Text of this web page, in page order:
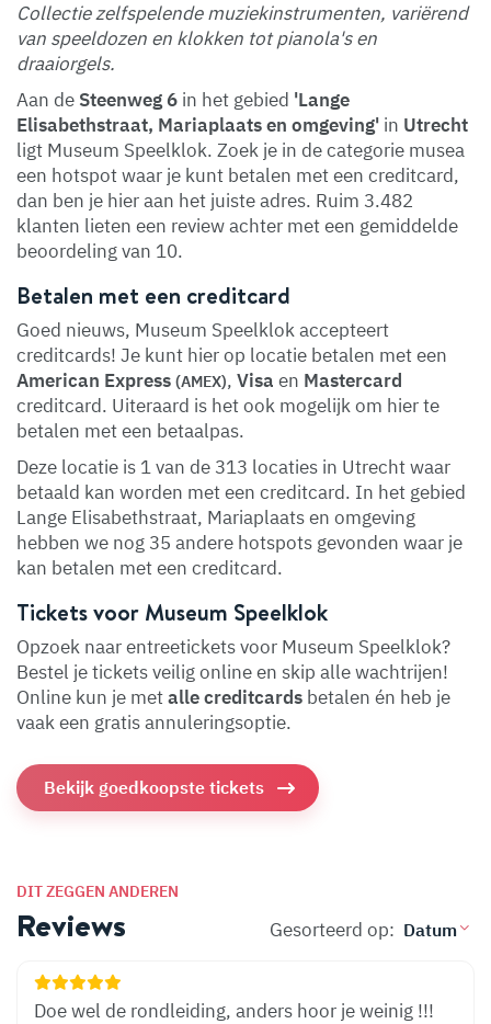
Collectie zelfspelende muziekinstrumenten, variërend
van speeldozen en klokken tot pianola's en
draaiorgels.
Aan de Steenweg 6 in het gebied 'Lange
Elisabethstraat, Mariaplaats en omgeving' in Utrecht
ligt Museum Speelklok. Zoek je in de categorie musea
een hotspot waar je kunt betalen met een creditcard,
dan ben je hier aan het juiste adres. Ruim 3.482
klanten lieten een review achter met een gemiddelde
beoordeling van 10.
Betalen met een creditcard
Goed nieuws, Museum Speelklok accepteert
creditcards! Je kunt hier op locatie betalen met een
American Express (AMEX), Visa en Mastercard
creditcard. Uiteraard is het ook mogelijk om hier te
betalen met een betaalpas.
Deze locatie is 1 van de 313 locaties in Utrecht waar
betaald kan worden met een creditcard. In het gebied
Lange Elisabethstraat, Mariaplaats en omgeving
hebben we nog 35 andere hotspots gevonden waar je
kan betalen met een creditcard.
Tickets voor Museum Speelklok
Opzoek naar entreetickets voor Museum Speelklok?
Bestel je tickets veilig online en skip alle wachtrijen!
Online kun je metalle creditcards betalen én heb je
vaak een gratis annuleringsoptie.
Bekijk goedkoopste tickets
DIT ZEGGEN ANDEREN
Reviews Gesorteerd op:
Doe wel de rondleiding, anders hoor je weinig !!!